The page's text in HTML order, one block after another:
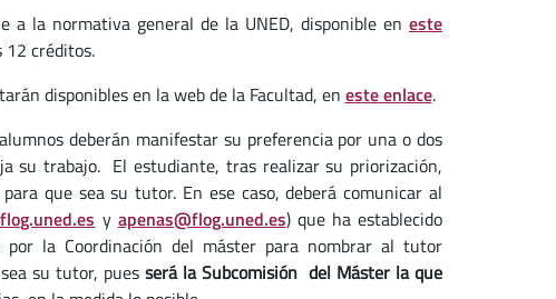
a la normativa general de la UNED, disponible en este
créditos.
disponibles en la web de la Facultad, en este enlace.
deberán manifestar su preferencia por una o dos
su trabajo. El estudiante, tras realizar su priorización,
que sea su tutor. En ese caso, deberá comunicar al
y apenas@flog.uned.es) que ha establecido
la Coordinación del máster para nombrar al tutor
su tutor, pues será la Subcomisión del Máster la que